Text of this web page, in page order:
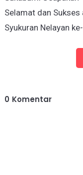
0 Komentar